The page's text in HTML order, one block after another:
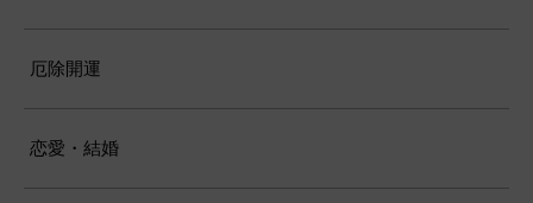
厄除開運
恋愛・結婚